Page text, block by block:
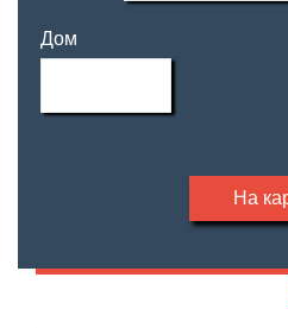
Дом
На